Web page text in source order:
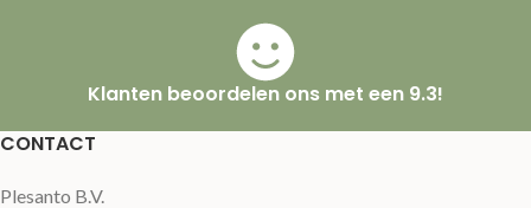
Klanten beoordelen ons met een 9.3!
CONTACT
Plesanto B.V.